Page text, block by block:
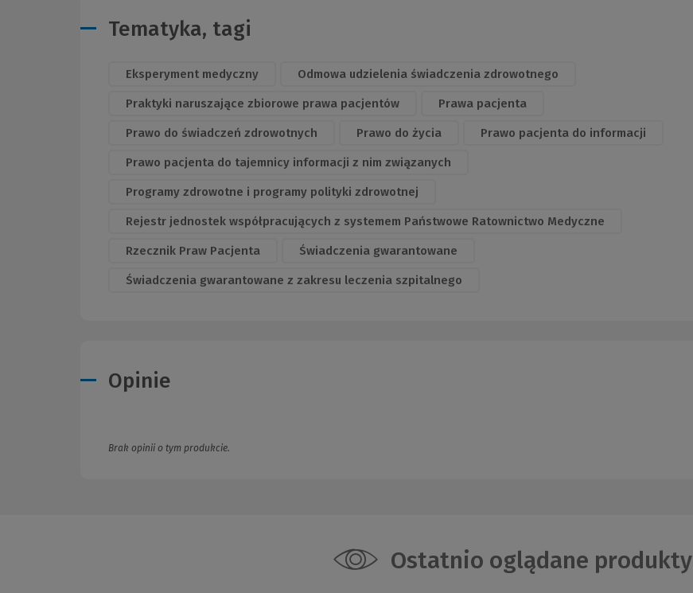
Tematyka, tagi
Eksperyment medyczny Odmowa udzielenia świadczenia zdrowotnego
Praktyki naruszające zbiorowe prawa pacjentów Prawa pacjenta
Prawo do świadczeń zdrowotnych Prawo do życia Prawo pacjenta do informacji
Prawo pacjenta do tajemnicy informacji z nim związanych
Programy zdrowotne i programy polityki zdrowotnej
Rejestr jednostek współpracujących z systemem Państwowe Ratownictwo Medyczne
Rzecznik Praw Pacjenta Świadczenia gwarantowane
Świadczenia gwarantowane z zakresu leczenia szpitalnego
Opinie
Brak opinii o tym produkcie.
Ostatnio oglądane produkty